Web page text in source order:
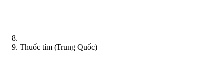
Thuốc tím (Trung Quốc)